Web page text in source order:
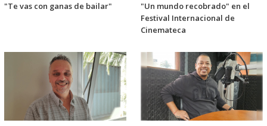
"Te vas con ganas de bailar"
"Un mundo recobrado" en el
Festival Internacional de
Cinemateca